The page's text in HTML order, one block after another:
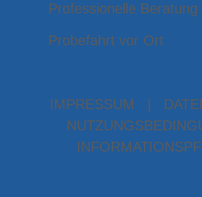
Professionelle Beratung
Probefahrt vor Ort
IMPRESSUM